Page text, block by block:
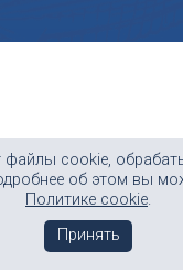
файлы cookie,
об этом вы
Политике cookie.
Принять